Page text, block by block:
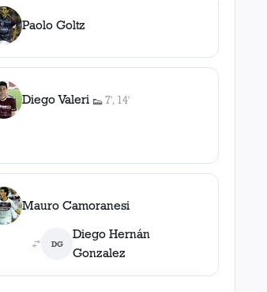
Paolo Goltz
Diego Valeri 👟
2asistencia
7', 14'
Mauro Camoranesi
DG
Diego Hernán
Gonzalez